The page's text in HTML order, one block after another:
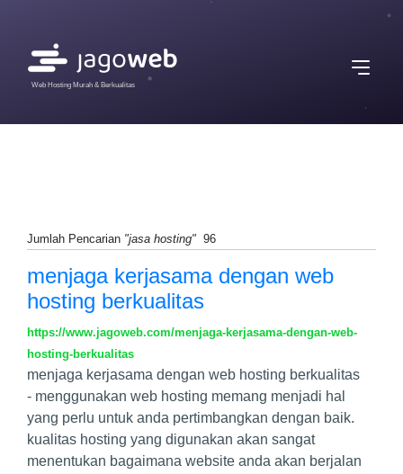
Web Hosting Murah & Berkualitas
Jumlah Pencarian "jasa hosting" 96
menjaga kerjasama dengan web
hosting berkualitas
https://www.jagoweb.com/menjaga-kerjasama-dengan-web-
hosting-berkualitas
menjaga kerjasama dengan web hosting berkualitas
- menggunakan web hosting memang menjadi hal
yang perlu untuk anda pertimbangkan dengan baik.
kualitas hosting yang digunakan akan sangat
menentukan bagaimana website anda akan berjalan